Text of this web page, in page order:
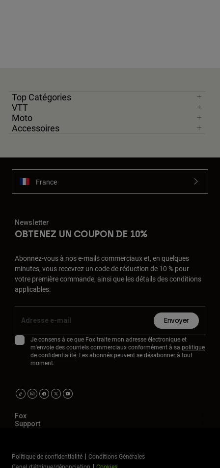
Top Catégories
VTT
Moto
Accessoires
France
Newsletter
OBTENEZ UN COUPON DE 10%
Abonnez-vous à nos e-mails commerciaux et, en quelques
minutes, vous recevrez un code de réduction de 10 % pour
votre première commande, ainsi que les détails des conditions
applicables.
Envoyer
Je consens à ce que Fox traite mon adresse électronique et
m'envoie des courriels commerciaux conformément à sa politique
de confidentialité. Les abonnés peuvent se désabonner à tout
moment.
Fox
Support
Politique de confidentialité
Conditions Générales